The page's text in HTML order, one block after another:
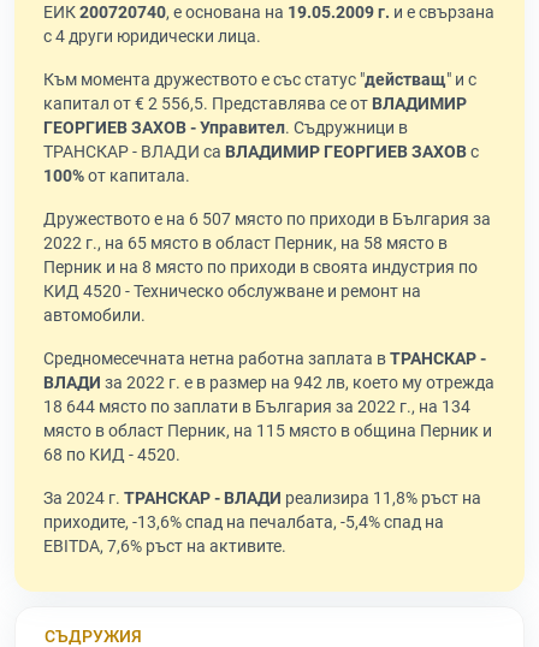
ЕИК200720740, е основана на 19.05.2009 г. и е свързана
с 4 други юридически лица.
Към момента дружеството е със статус "действащ" и с
капитал от € 2 556,5. Представлява се от ВЛАДИМИР
ГЕОРГИЕВ ЗАХОВ - Управител. Съдружници в
ТРАНСКАР - ВЛАДИ са ВЛАДИМИР ГЕОРГИЕВ ЗАХОВс
100%от капитала.
Дружеството е на 6 507 място по приходи в България за
2022 г., на 65 място в област Перник, на 58 място в
Перник и на 8 място по приходи в своята индустрия по
КИД 4520 - Техническо обслужване и ремонт на
автомобили.
Средномесечната нетна работна заплата вТРАНСКАР -
ВЛАДИ за 2022 г. е в размер на 942 лв, което му отрежда
18 644 място по заплати в България за 2022 г., на 134
място в област Перник, на 115 място в община Перник и
68 по КИД - 4520.
За 2024 г. ТРАНСКАР - ВЛАДИ реализира 11,8% ръст на
приходите, -13,6% спад на печалбата, -5,4% спад на
EBITDA, 7,6% ръст на активите.
СЪДРУЖИЯ